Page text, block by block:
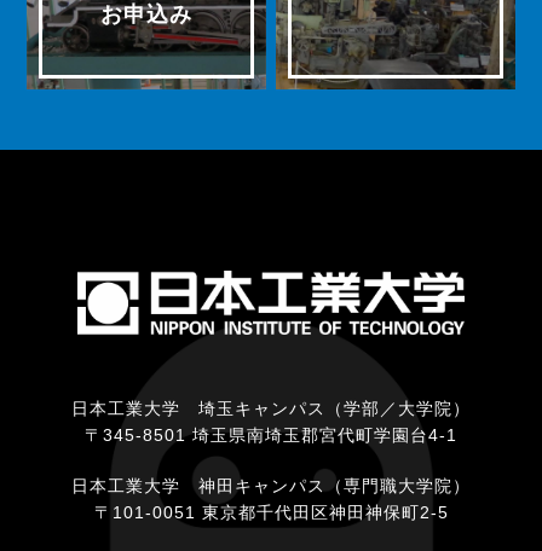
お申込み
日本工業大学 埼玉キャンパス（学部／大学院）
〒345-8501 埼玉県南埼玉郡宮代町学園台4-1
日本工業大学 神田キャンパス（専門職大学院）
〒101-0051 東京都千代田区神田神保町2-5